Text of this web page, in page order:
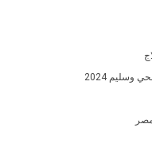
وسليم 2024